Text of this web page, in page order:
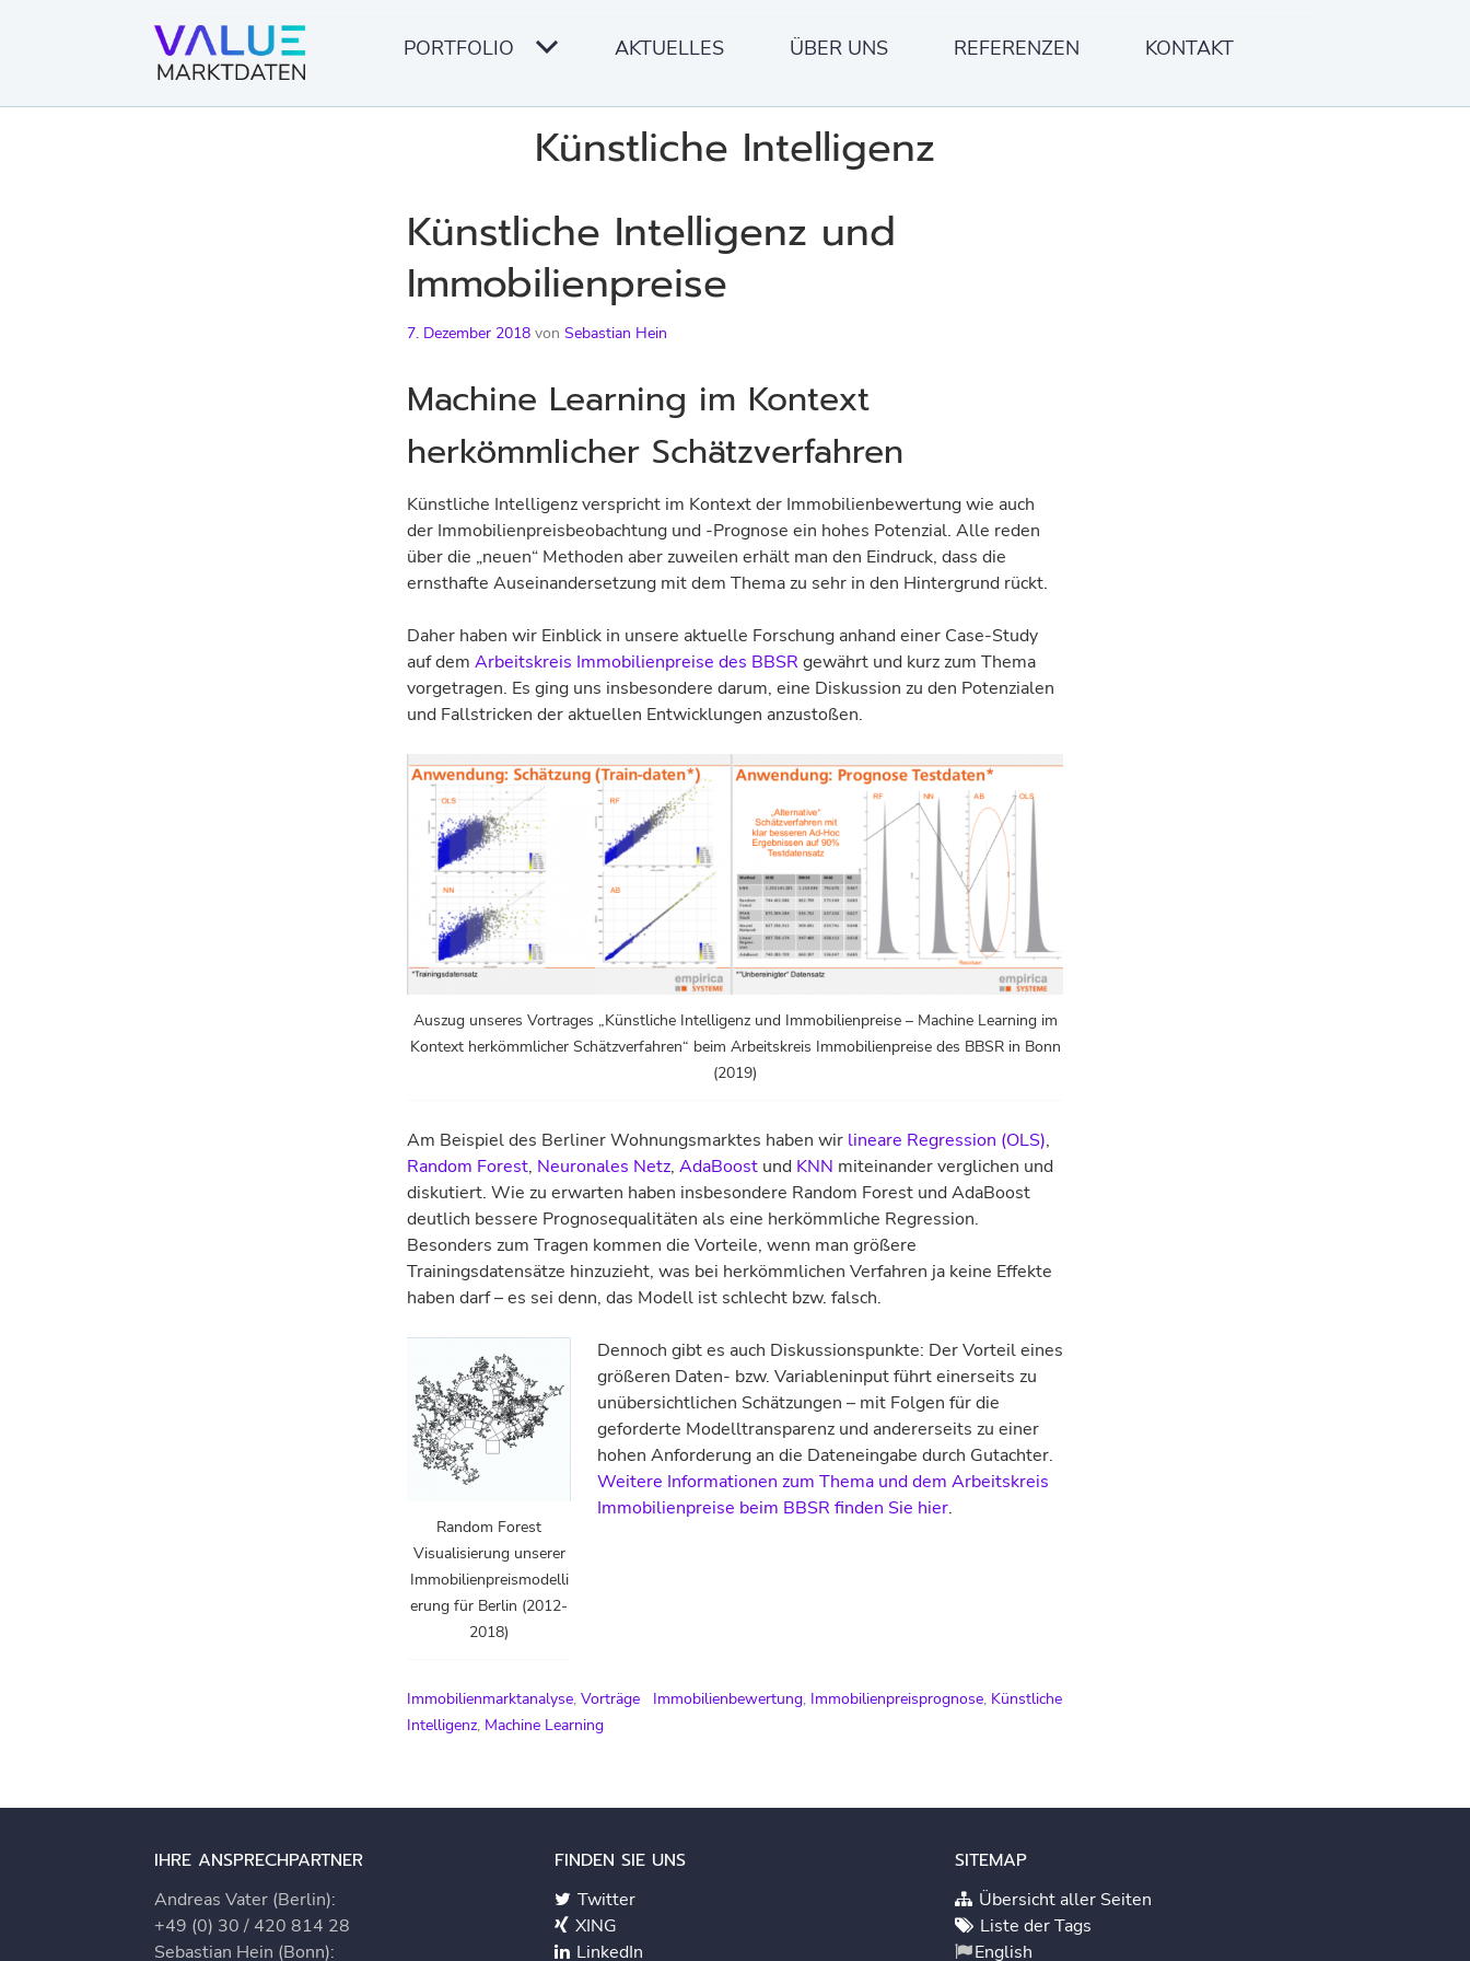
PORTFOLIO AKTUELLES ÜBER UNS REFERENZEN KONTAKT
Künstliche Intelligenz
Künstliche Intelligenz und
Immobilienpreise
7. Dezember 2018 von Sebastian Hein
Machine Learning im Kontext
herkömmlicher Schätzverfahren
Künstliche Intelligenz verspricht im Kontext der Immobilienbewertung wie auch
der Immobilienpreisbeobachtung und -Prognose ein hohes Potenzial. Alle reden
über die „neuen“ Methoden aber zuweilen erhält man den Eindruck, dass die
ernsthafte Auseinandersetzung mit dem Thema zu sehr in den Hintergrund rückt.
Daher haben wir Einblick in unsere aktuelle Forschung anhand einer Case-Study
auf dem Arbeitskreis Immobilienpreise des BBSR gewährt und kurz zum Thema
vorgetragen. Es ging uns insbesondere darum, eine Diskussion zu den Potenzialen
und Fallstricken der aktuellen Entwicklungen anzustoßen.
Auszug unseres Vortrages „Künstliche Intelligenz und Immobilienpreise – Machine Learning im
Kontext herkömmlicher Schätzverfahren“ beim Arbeitskreis Immobilienpreise des BBSR in Bonn
(2019)
Am Beispiel des Berliner Wohnungsmarktes haben wir lineare Regression (OLS),
Random Forest, Neuronales Netz, AdaBoost und KNN miteinander verglichen und
diskutiert. Wie zu erwarten haben insbesondere Random Forest und AdaBoost
deutlich bessere Prognosequalitäten als eine herkömmliche Regression.
Besonders zum Tragen kommen die Vorteile, wenn man größere
Trainingsdatensätze hinzuzieht, was bei herkömmlichen Verfahren ja keine Effekte
haben darf – es sei denn, das Modell ist schlecht bzw. falsch.
Random Forest
Visualisierung unserer
Immobilienpreismodelli
erung für Berlin (2012-
2018)
Dennoch gibt es auch Diskussionspunkte: Der Vorteil eines
größeren Daten- bzw. Variableninput führt einerseits zu
unübersichtlichen Schätzungen – mit Folgen für die
geforderte Modelltransparenz und andererseits zu einer
hohen Anforderung an die Dateneingabe durch Gutachter.
Weitere Informationen zum Thema und dem Arbeitskreis
Immobilienpreise beim BBSR finden Sie hier.
Immobilienmarktanalyse, Vorträge Immobilienbewertung, Immobilienpreisprognose, Künstliche
Intelligenz, Machine Learning
IHRE ANSPRECHPARTNER
Andreas Vater (Berlin):
+49 (0) 30 / 420 814 28
Sebastian Hein (Bonn):
FINDEN SIE UNS
Twitter
XING
LinkedIn
SITEMAP
Übersicht aller Seiten
Liste der Tags
English